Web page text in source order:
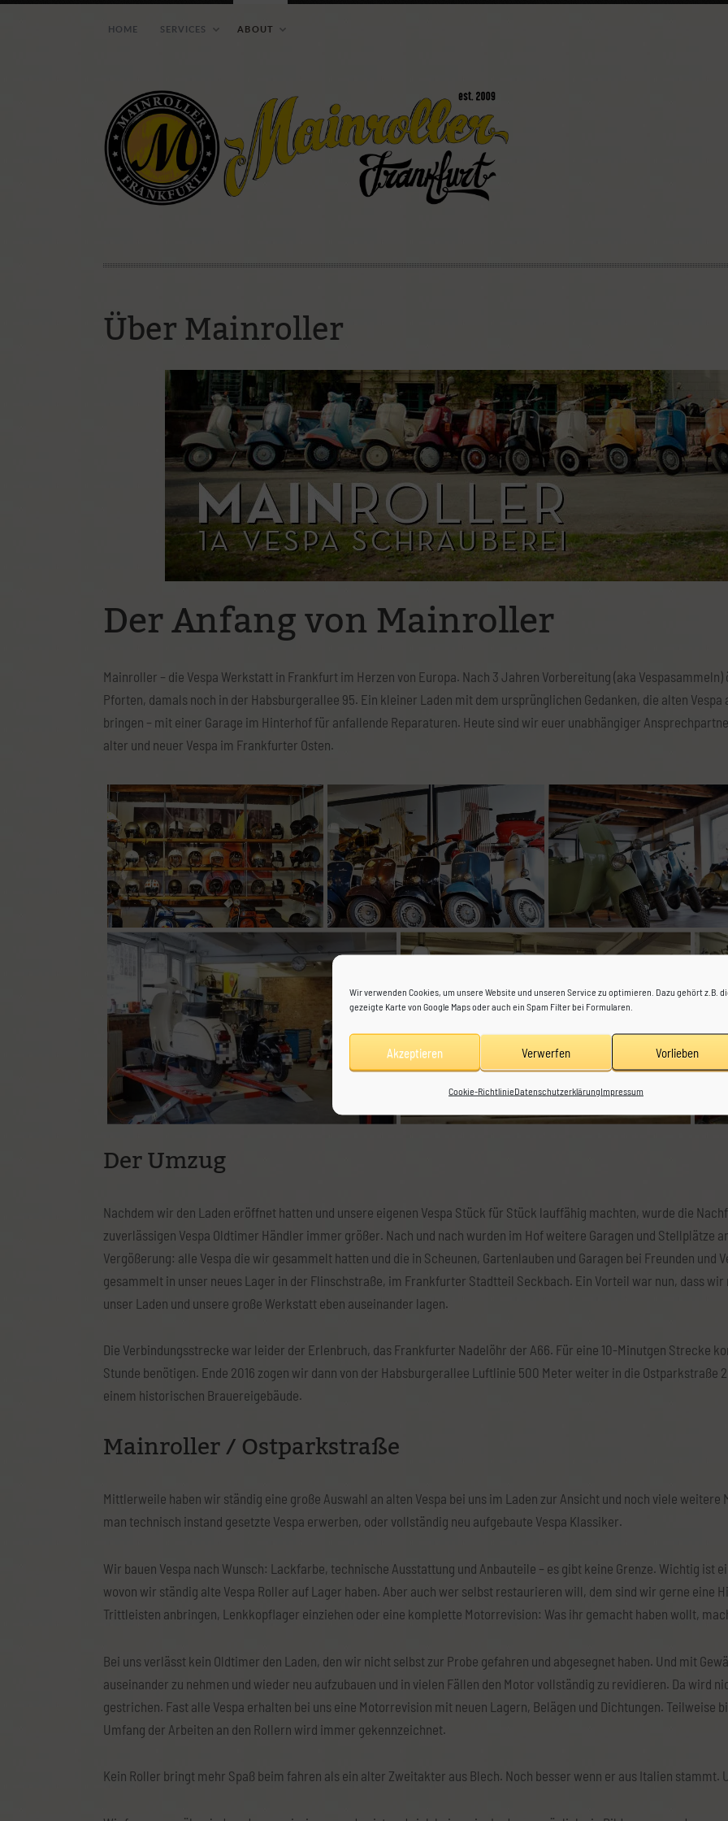
Wir verwenden Cookies, um unsere Website und unseren Service zu optimieren. Dazu gehört z.B.
gezeigte Karte von Google Maps oder auch ein Spam Filter bei Formularen.
Akzeptieren Verwerfen Vorlieben
Cookie-RichtlinieDatenschutzerklärungImpressum
Mit Klick auf die Karte gelangt ihr zur Wegbeschreibung
Wenn Ihr Fragen habt, wendet
Datenschutzerklärung
Impressum
HOME SERVICES ABOUT
Über Mainroller
Der Anfang von Mainroller
Mainroller – die Vespa Werkstatt in Frankfurt im Herzen von Europa. Nach 3 Jahren Vorbereitung (aka
Pforten, damals noch in der Habsburgerallee 95. Ein kleiner Laden mit dem ursprünglichen Gedanken, die alten
bringen – mit einer Garage im Hinterhof für anfallende Reparaturen. Heute sind wir euer unabhängiger
alter und neuer Vespa im Frankfurter Osten.
Der Umzug
Nachdem wir den Laden eröffnet hatten und unsere eigenen Vespa Stück für Stück lauffähig machten, wurde die
zuverlässigen Vespa Oldtimer Händler immer größer. Nach und nach wurden im Hof weitere Garagen und Stellplätze
Vergößerung: alle Vespa die wir gesammelt hatten und die in Scheunen, Gartenlauben und Garagen bei Freunden
gesammelt in unser neues Lager in der Flinschstraße, im Frankfurter Stadtteil Seckbach. Ein Vorteil war nun, dass
unser Laden und unsere große Werkstatt eben auseinander lagen.
Die Verbindungsstrecke war leider der Erlenbruch, das Frankfurter Nadelöhr der A66. Für eine 10-Minutgen Strecke
Stunde benötigen. Ende 2016 zogen wir dann von der Habsburgerallee Luftlinie 500 Meter weiter in die Ostparkstraße
einem historischen Brauereigebäude.
Mainroller / Ostparkstraße
Mittlerweile haben wir ständig eine große Auswahl an alten Vespa bei uns im Laden zur Ansicht und noch viele
man technisch instand gesetzte Vespa erwerben, oder vollständig neu aufgebaute Vespa Klassiker.
Wir bauen Vespa nach Wunsch: Lackfarbe, technische Ausstattung und Anbauteile – es gibt keine Grenze. Wichtig ist
wovon wir ständig alte Vespa Roller auf Lager haben. Aber auch wer selbst restaurieren will, dem sind wir gerne eine
Trittleisten anbringen, Lenkkopflager einziehen oder eine komplette Motorrevision: Was ihr gemacht haben wollt,
Bei uns verlässt kein Oldtimer den Laden, den wir nicht selbst zur Probe gefahren und abgesegnet haben. Und mit
auseinander zu nehmen und wieder neu aufzubauen und in vielen Fällen den Motor vollständig zu revidieren. Da wird
gestrichen. Fast alle Vespa erhalten bei uns eine Motorrevision mit neuen Lagern, Belägen und Dichtungen. Teilweise
Umfang der Arbeiten an den Rollern wird immer gekennzeichnet.
Kein Roller bringt mehr Spaß beim fahren als ein alter Zweitakter aus Blech. Noch besser wenn er aus Italien stammt.